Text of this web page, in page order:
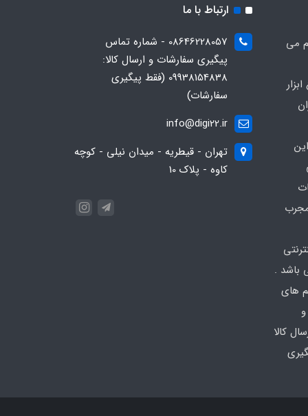
می
باشد .
های
کالا
ارتباط با ما
08646228057 - شماره تماس
پیگیری سفارشات و ارسال کالا:
09938154838 (فقط پیگیری
سفارشات)
info@digi22.ir
تهران - قیطریه - میدان نیلی - کوچه
کاوه - پلاک 10